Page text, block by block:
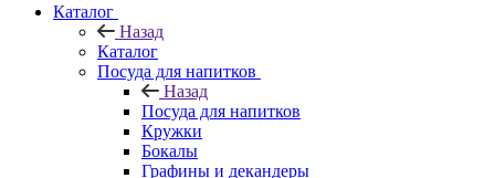
Каталог
Назад
Каталог
Посуда для напитков
Назад
Посуда для напитков
Кружки
Бокалы
Графины и декандеры